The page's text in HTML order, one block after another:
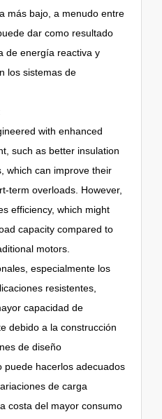
más bajo, a menudo entre
dar como resultado
de energía reactiva y
los sistemas de
with enhanced
such as better insulation
which can improve their
term overloads. However,
efficiency, which might
capacity compared to
motors.
especialmente los
resistentes,
capacidad de
debido a la construcción
de diseño
puede hacerlos adecuados
de carga
costa del mayor consumo